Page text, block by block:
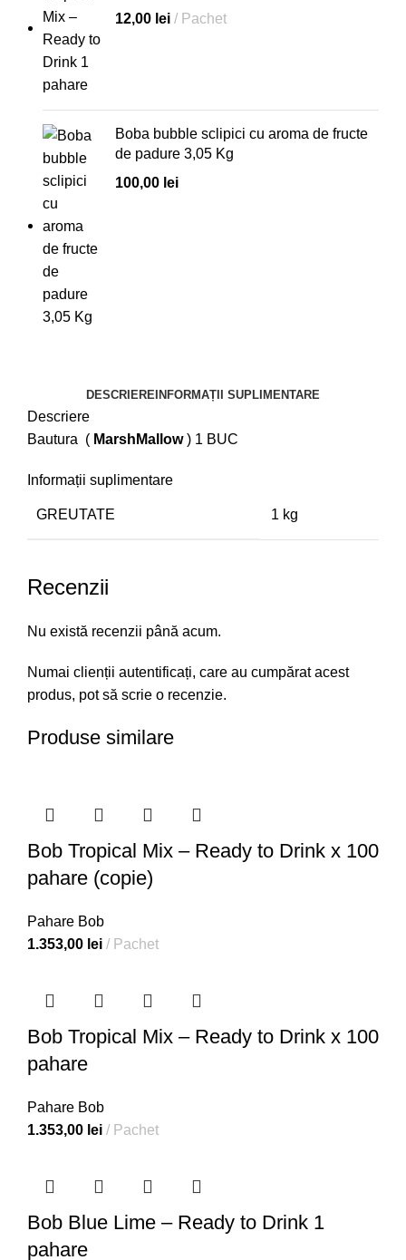
12,00 lei Pachet
Boba bubble sclipici cu aroma de fructe
de padure 3,05 Kg
100,00 lei
DESCRIERE INFORMAȚII SUPLIMENTARE
Descriere
Bautura ( MarshMallow) 1 BUC
Informații suplimentare
GREUTATE 1 kg
Recenzii
Nu există recenzii până acum.
Numai clienții autentificați, care au cumpărat acest
produs, pot să scrie o recenzie.
Produse similare
Bob Tropical Mix – Ready to Drink x 100
pahare (copie)
Pahare Bob
1.353,00 lei Pachet
Bob Tropical Mix – Ready to Drink x 100
pahare
Pahare Bob
1.353,00 lei Pachet
Bob Blue Lime – Ready to Drink 1
pahare